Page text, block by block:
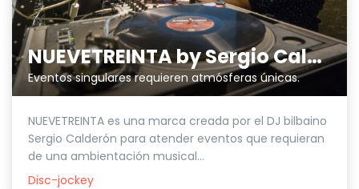
NUEVETREINTA by Sergio Calderón
Eventos singulares requieren atmósferas únicas.
NUEVETREINTA es una marca creada por el DJ bilbaino
Sergio Calderón para atender eventos que requieran
de una ambientación musical...
Disc-jockey